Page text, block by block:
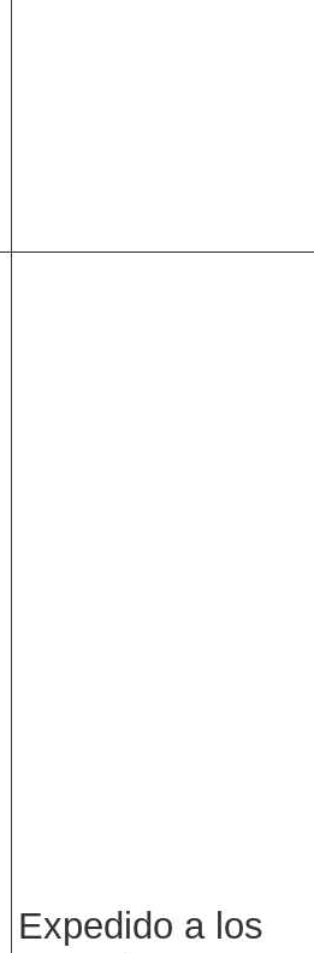
Expedido a los